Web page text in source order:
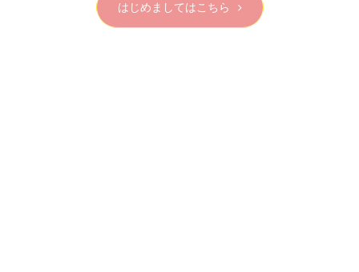
はじめましてはこちら